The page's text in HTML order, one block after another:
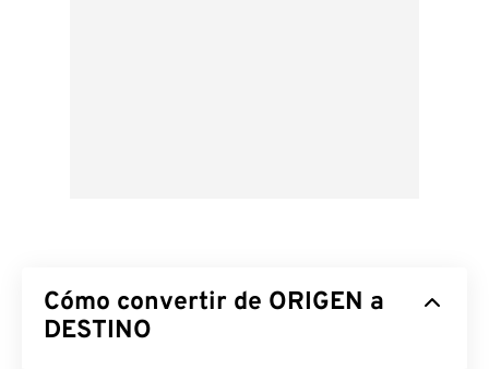
Cómo convertir de ORIGEN a
DESTINO